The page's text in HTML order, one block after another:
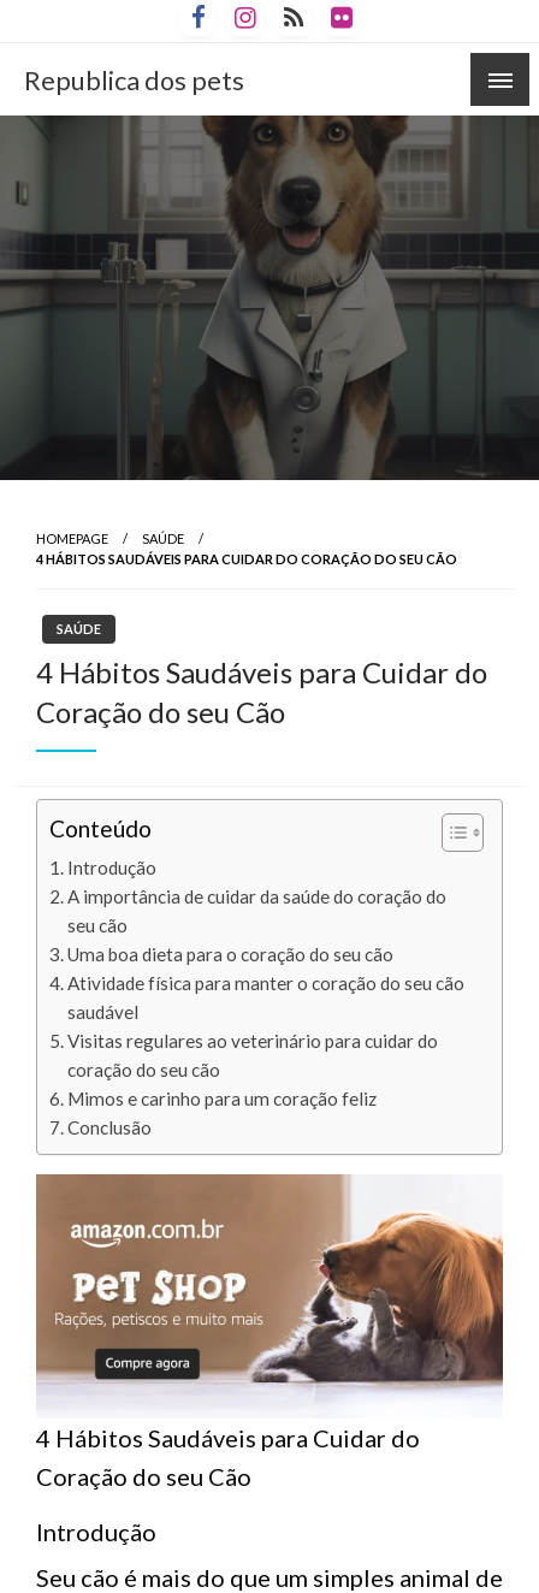
to
contentRepublica dos pets
HOMEPAGE
SAÚDE
4 HÁBITOS SAUDÁVEIS ​​PARA CUIDAR DO CORAÇÃO DO SEU CÃO
SAÚDE
4 Hábitos Saudáveis ​​para Cuidar do
Coração do seu Cão
Conteúdo
Introdução
A importância de cuidar da saúde do coração do
seu cão
Uma boa dieta para o coração do seu cão
Atividade física para manter o coração do seu cão
saudável
Visitas regulares ao veterinário para cuidar do
coração do seu cão
Mimos e carinho para um coração feliz
Conclusão
4 Hábitos Saudáveis ​​para Cuidar do
Coração do seu Cão
Introdução
Seu cão é mais do que um simples animal de